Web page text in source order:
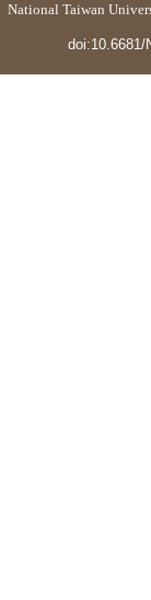
National Taiwan
doi:10.6681/